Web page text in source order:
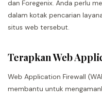
dan Foregenix. Anda perlu
dalam kotak pencarian
situs web tersebut.
Terapkan Web
Web Application Firewall
membantu untuk